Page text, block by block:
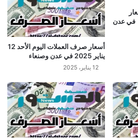
في عدن
أسعار صرف العملات اليوم الأحد 12
يناير 2025 في عدن وصنعاء
12 يناير، 2025